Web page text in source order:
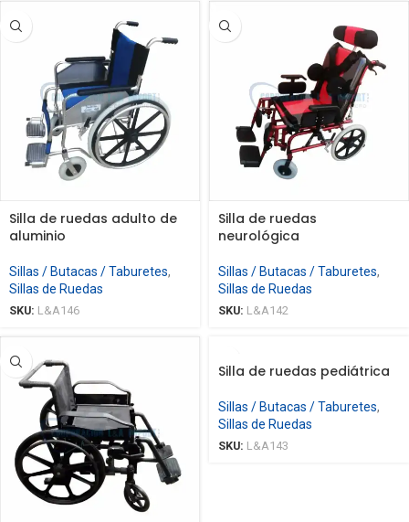
Silla de ruedas adulto de
aluminio
Sillas / Butacas / Taburetes,
Sillas de Ruedas
SKU: L&A146
Silla de ruedas
neurológica
Sillas / Butacas / Taburetes,
Sillas de Ruedas
SKU: L&A142
Silla de ruedas pediátrica
Sillas / Butacas / Taburetes,
Sillas de Ruedas
SKU: L&A143